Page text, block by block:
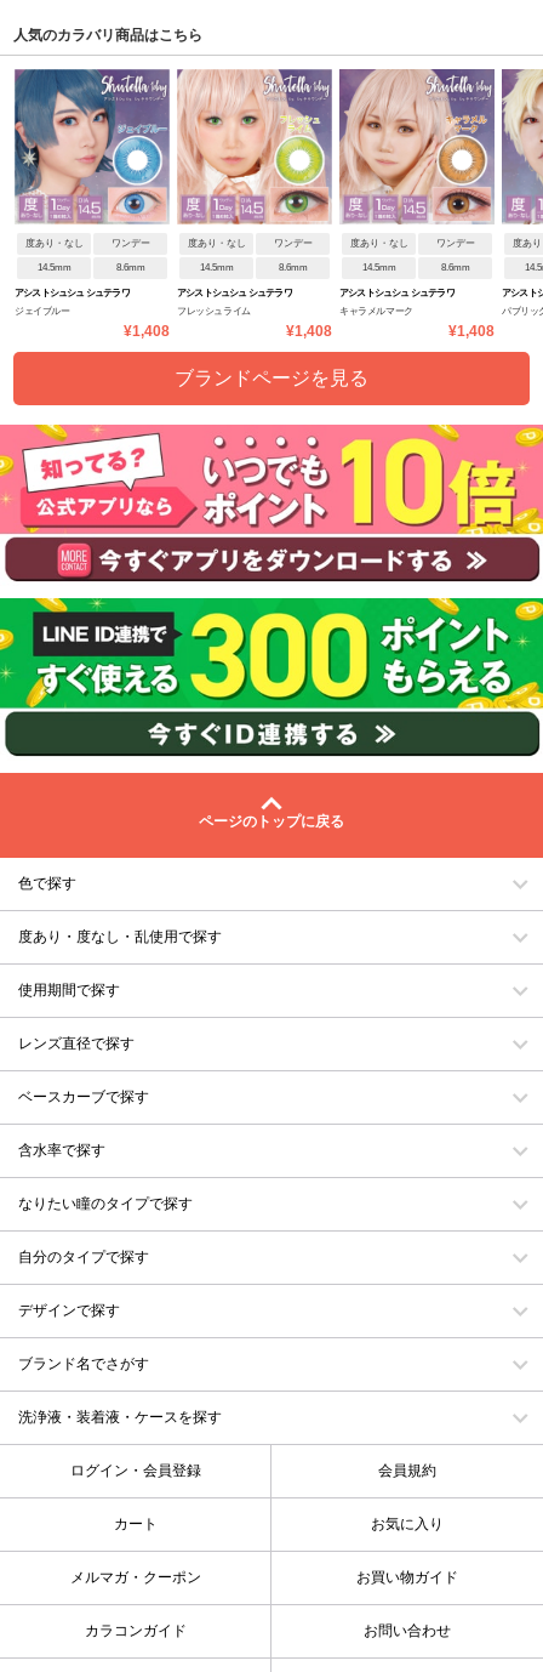
人気のカラバリ商品はこちら
度あり・なし ワンデー
14.5mm 8.6mm
アシストシュシュ シュテラワ
ンデー
ジェイブルー
¥1,408
度あり・なし ワンデー
14.5mm 8.6mm
アシストシュシュ シュテラワ
ンデー
フレッシュライム
¥1,408
度あり・なし ワンデー
14.5mm 8.6mm
アシストシュシュ シュテラワ
ンデー
キャラメルマーク
¥1,408
度あ
アシスト
ンデー
パブリッ
ブランドページを見る
ページのトップに戻る
色で探す
度あり・度なし・乱使用で探す
使用期間で探す
レンズ直径で探す
ベースカーブで探す
含水率で探す
なりたい瞳のタイプで探す
自分のタイプで探す
デザインで探す
ブランド名でさがす
洗浄液・装着液・ケースを探す
ログイン・会員登録 会員規約
カート お気に入り
メルマガ・クーポン お買い物ガイド
カラコンガイド お問い合わせ